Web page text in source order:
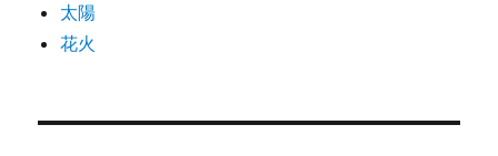
太陽
花火